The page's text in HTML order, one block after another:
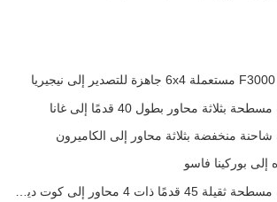
محاور بطول 40 قدمًا إلى غانا
منخفضة بثلاثة محاور إلى الكاميرون
بوركينا فاسو